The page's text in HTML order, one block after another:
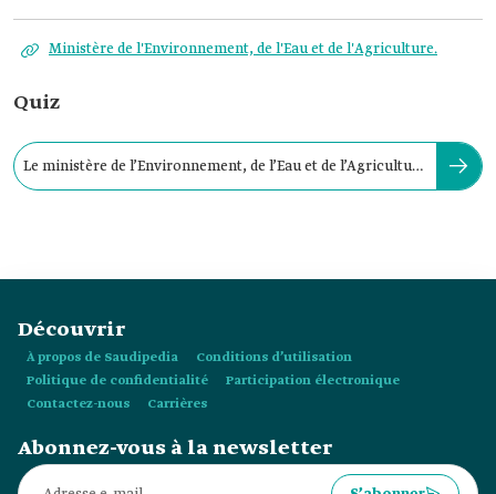
Ministère de l'Environnement, de l'Eau et de l'Agriculture.
Quiz
Le ministère de l’Environnement, de l’Eau et de l’Agriculture
Découvrir
À propos de Saudipedia
Conditions d’utilisation
Politique de confidentialité
Participation électronique
Contactez-nous
Carrières
Abonnez-vous à la newsletter